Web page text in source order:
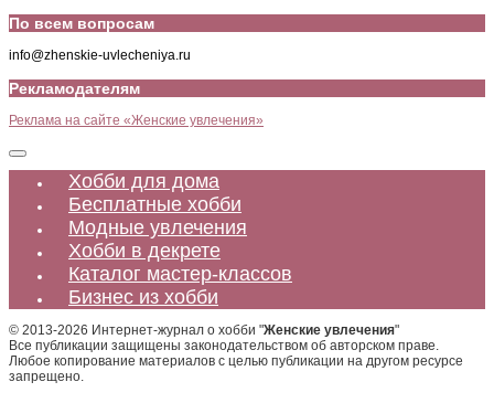
По всем вопросам
info@zhenskie-uvlecheniya.ru
Рекламодателям
Реклама на сайте «Женские увлечения»
Хобби для дома
Бесплатные хобби
Модные увлечения
Хобби в декрете
Каталог мастер-классов
Бизнес из хобби
© 2013-2026 Интернет-журнал о хобби "Женские увлечения"
Все публикации защищены законодательством об авторском праве.
Любое копирование материалов с целью публикации на другом ресурсе
запрещено.